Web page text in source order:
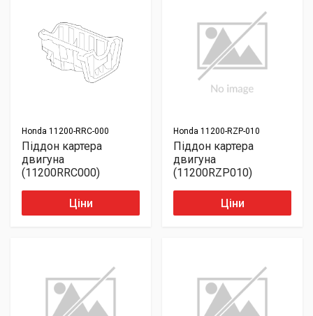
Honda 11200-RRC-000
Піддон картера
двигуна
(11200RRC000)
Ціни
Honda 11200-RZP-010
Піддон картера
двигуна
(11200RZP010)
Ціни